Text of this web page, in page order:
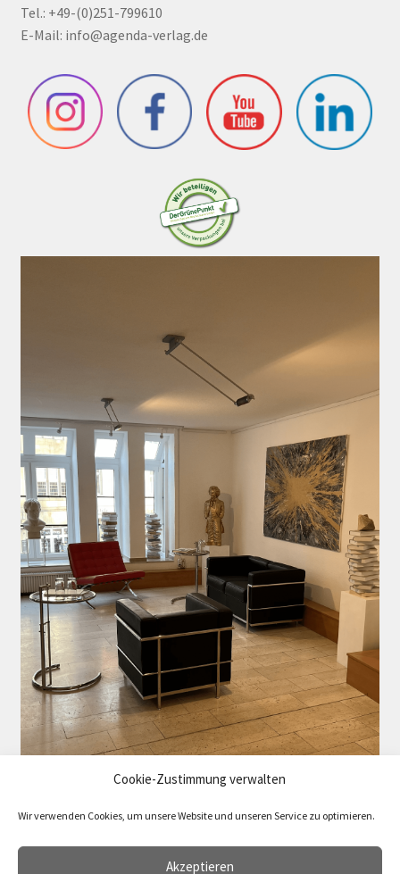
Cookie-Zustimmung verwalten
Wir verwenden Cookies, um unsere Website und unseren Service zu optimieren.
Akzeptieren
Tel.: +49-(0)251-799610
E-Mail: info@agenda-verlag.de